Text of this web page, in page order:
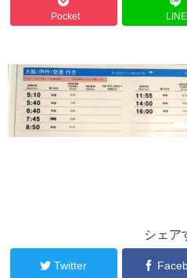
Pocket LINE
シェア
Twitter